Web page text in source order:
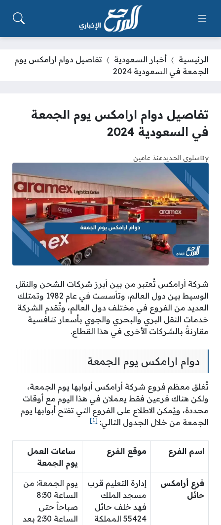
الرئيسية أخبار السعودية
تفاصيل دوام ارامكس يوم
الجمعة في السعودية 2024
تفاصيل دوام ارامكس يوم الجمعة
في السعودية 2024
Byسلوى الحديدمنذ عامين
شركة أرامكس تُعتبر من بين أبرز شركات الشحن والنقل
الوسيط بين دول العالم، وتأسست في عام 1982 وتمتلك
العديد من الفروع في مختلف دول العالم، وتُقدم الشركة
خدمات النقل البري والبحري والجوي بأسعار تنافسية
مقارنةً بالشركات الأخرى في هذا القطاع.
دوام ارامكس يوم الجمعة
تُغلق معظم فروع شركة أرامكس أبوابها يوم الجمعة،
ولكن هناك فرعين فقط يعملان في هذا اليوم مع أوقات
محددة، ويُمكن الاطلاع على الفروع التي تفتح أبوابها يوم
الجمعة من خلال الجدول التالي: [1]
اسم الفرع موقع الفرع
ساعات العمل
يوم الجمعة
فرع أرامكس
حائل
إدارة التعليم قرب
مسجد الملك
فهد خلف حائل
55424 المملكة
يوم الجمعة: من
الساعة 8:30
صباحاً حتى
الساعة 2:30 بعد